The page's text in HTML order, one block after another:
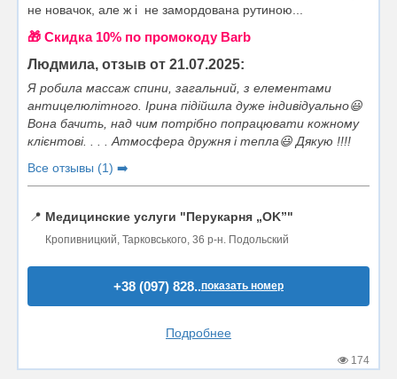
не новачок, але ж і не замордована рутиною...
🎁 Cкидка 10% по промокоду Barb
Людмила, отзыв от 21.07.2025:
Я робила массаж спини, загальний, з елементами
антицелюлітного. Ірина підійшла дуже індивідуально😃
Вона бачить, над чим потрібно попрацювати кожному
клієнтові. . . . Атмосфера дружня і тепла😃 Дякую !!!!
Все отзывы (1) ➡️
📍 Медицинские услуги "Перукарня „OK”"
Кропивницкий, Тарковського, 36 р-н. Подольский
+38 (097) 828..показать номер
Подробнее
174